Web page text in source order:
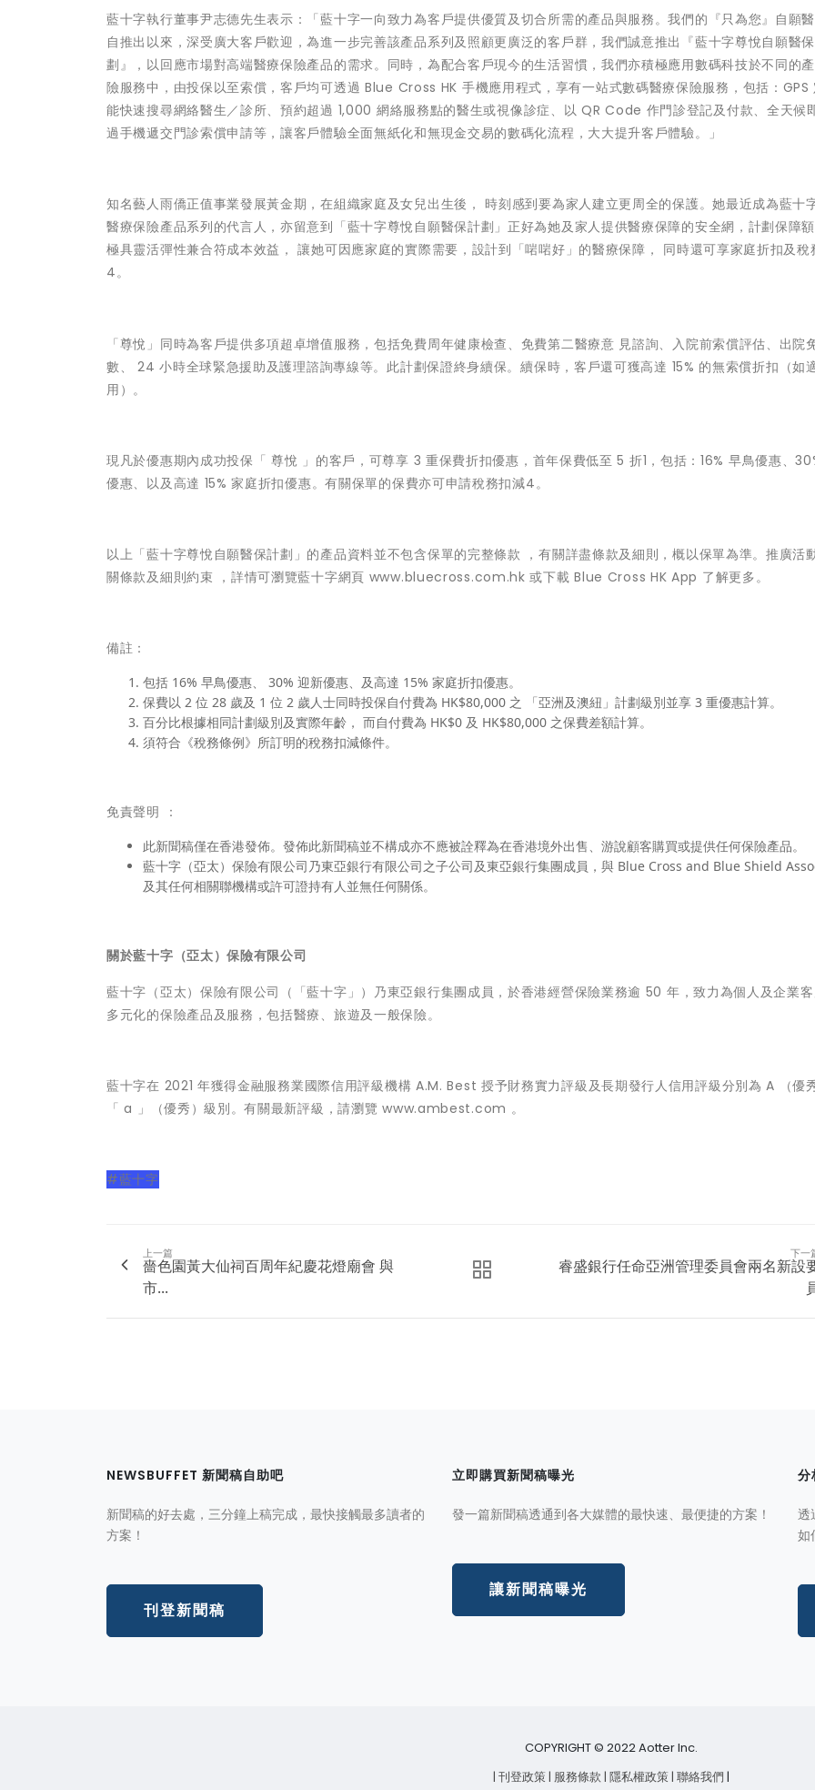
藍十字執行董事尹志德先生表示：「藍十字一向致力為客戶提供優質及切合所需的產品與服務。我們的『只為您』自願
自推出以來，深受廣大客戶歡迎，為進一步完善該產品系列及照顧更廣泛的客戶群，我們誠意推出『藍十字尊悅自願醫
劃』，以回應市場對高端醫療保險產品的需求。同時，為配合客戶現今的生活習慣，我們亦積極應用數碼科技於不同的
險服務中，由投保以至索償，客戶均可透過 Blue Cross HK 手機應用程式，享有一站式數碼醫療保險服務，包括：GPS
能快速搜尋網絡醫生／診所、預約超過 1,000 網絡服務點的醫生或視像診症、以 QR Code 作門診登記及付款、全天候
過手機遞交門診索償申請等，讓客戶體驗全面無紙化和無現金交易的數碼化流程，大大提升客戶體驗。」
知名藝人雨僑正值事業發展黃金期，在組織家庭及女兒出生後， 時刻感到要為家人建立更周全的保護。她最近成為藍十
醫療保險產品系列的代言人，亦留意到「藍十字尊悅自願醫保計劃」正好為她及家人提供醫療保障的安全網，計劃保障額
極具靈活彈性兼合符成本效益， 讓她可因應家庭的實際需要，設計到「啱啱好」的醫療保障， 同時還可享家庭折扣及稅
4。
「尊悅」同時為客戶提供多項超卓增值服務，包括免費周年健康檢查、免費第二醫療意 見諮詢、入院前索償評估、出院
數、 24 小時全球緊急援助及護理諮詢專線等。此計劃保證終身續保。續保時，客戶還可獲高達 15% 的無索償折扣（如
用）。
現凡於優惠期內成功投保「 尊悅 」的客戶，可尊享 3 重保費折扣優惠，首年保費低至 5 折1，包括：16% 早鳥優惠、
優惠、以及高達 15% 家庭折扣優惠。有關保單的保費亦可申請稅務扣減4。
以上「藍十字尊悅自願醫保計劃」的產品資料並不包含保單的完整條款 ，有關詳盡條款及細則，概以保單為準。推廣活
關條款及細則約束 ，詳情可瀏覽藍十字網頁 www.bluecross.com.hk或下載 Blue Cross HK App 了解更多。
備註：
包括 16% 早鳥優惠、 30% 迎新優惠、及高達 15% 家庭折扣優惠。
保費以 2 位 28 歲及 1 位 2 歲人士同時投保自付費為 HK$80,000 之 「亞洲及澳紐」計劃級別並享 3 重優惠計算。
百分比根據相同計劃級別及實際年齡， 而自付費為 HK$0 及 HK$80,000 之保費差額計算。
須符合《稅務條例》所訂明的稅務扣減條件。
免責聲明 ：
此新聞稿僅在香港發佈。發佈此新聞稿並不構成亦不應被詮釋為在香港境外出售、游說顧客購買或提供任何保險產品。
藍十字（亞太）保險有限公司乃東亞銀行有限公司之子公司及東亞銀行集團成員，與 Blue Cross and Blue Shield
及其任何相關聯機構或許可證持有人並無任何關係。
關於藍十字（亞太）保險有限公司
藍十字（亞太）保險有限公司（「藍十字」）乃東亞銀行集團成員，於香港經營保險業務逾 50 年，致力為個人及企業
多元化的保險產品及服務，包括醫療、旅遊及一般保險。
藍十字在 2021 年獲得金融服務業國際信用評級機構 A.M. Best 授予財務實力評級及長期發行人信用評級分別為 A （優
「 a 」（優秀）級別。有關最新評級，請瀏覽www.ambest.com 。
#藍十字
上一篇
嗇色園黃大仙祠百周年紀慶花燈廟會 與
市...
下一
睿盛銀行任命亞洲管理委員會兩名新設
NEWSBUFFET 新聞稿自助吧
新聞稿的好去處，三分鐘上稿完成，最快接觸最多讀者的
方案！
刊登新聞稿
立即購買新聞稿曝光
發一篇新聞稿透通到各大媒體的最快速、最便捷的方案！
讓新聞稿曝光
分
透
如
COPYRIGHT © 2022 Aotter Inc.
| 刊登政策 | 服務條款 | 隱私權政策 | 聯絡我們 |